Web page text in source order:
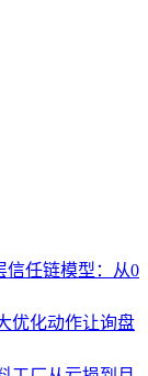
信任链模型：从0
优化动作让询盘